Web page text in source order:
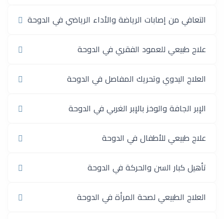
التعافي من إصابات الرياضة والأداء الرياضي في الدوحة
علاج طبيعي للعمود الفقري في الدوحة
العلاج اليدوي وتحريك المفاصل في الدوحة
الإبر الجافة والوخز بالإبر الغربي في الدوحة
علاج طبيعي للأطفال في الدوحة
تأهيل كبار السن والحركة في الدوحة
العلاج الطبيعي لصحة المرأة في الدوحة